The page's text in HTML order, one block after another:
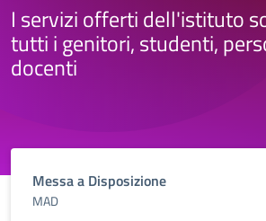
I servizi offerti dell'istituto
tutti i genitori, studenti,
docenti
Messa a Disposizione
MAD